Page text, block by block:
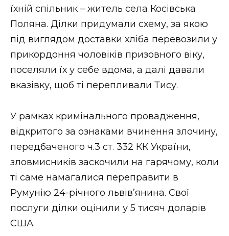
Втрачений Ужгород (відеоверсія)
ЗАКАРПАТСЬКІ НОВИНИ
ФОТО
ВІДЕО
їхній спільник – житель села Косівська
Поляна. Ділки придумали схему, за якою
під виглядом доставки хліба перевозили у
прикордоння чоловіків призовного віку,
поселяли їх у себе вдома, а далі давали
вказівку, щоб ті перепливали Тису.
У рамках кримінального провадження,
відкритого за ознаками вчинення злочину,
передбаченого ч.3 ст. 332 КК України,
зловмисників заскочили на гарячому, коли
ті саме намагалися переправити в
Румунію 24-річного львів’янина. Свої
послуги ділки оцінили у 5 тисяч доларів
США.